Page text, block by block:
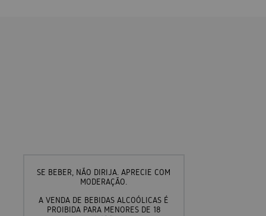
SE BEBER, NÃO DIRIJA. APRECIE COM
MODERAÇÃO.
A VENDA DE BEBIDAS ALCOÓLICAS É
PROIBIDA PARA MENORES DE 18